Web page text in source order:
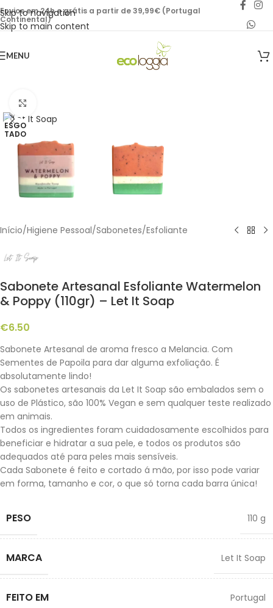
Skip to navigation
Skip to main content
Envios em 24h e grátis a partir de 39,99€ (Portugal
Continental)
MENU
ESGO
TADO
Início/Higiene Pessoal/Sabonetes/Esfoliante
Sabonete Artesanal Esfoliante Watermelon
& Poppy (110gr) – Let It Soap
€6.50
Sabonete Artesanal de aroma fresco a Melancia. Com
Sementes de Papoila para dar alguma exfoliação. É
absolutamente lindo!
Os sabonetes artesanais da Let It Soap são embalados sem o
uso de Plástico, são 100% Vegan e sem qualquer teste realizado
em animais.
Todos os ingredientes foram cuidadosamente escolhidos para
beneficiar e hidratar a sua pele, e todos os produtos são
adequados até para peles mais sensíveis.
Cada Sabonete é feito e cortado á mão, por isso pode variar
em forma, tamanho e cor, o que só torna cada barra única!
PESO 110 g
MARCA Let It Soap
FEITO EM Portugal